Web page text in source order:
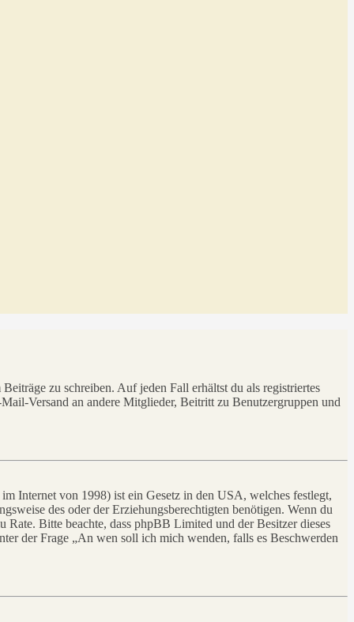
zu schreiben. Auf jeden Fall erhältst du als registriertes
Versand an andere Mitglieder, Beitritt zu Benutzergruppen und
Internet von 1998) ist ein Gesetz in den USA, welches festlegt,
des oder der Erziehungsberechtigten benötigen. Wenn du
Bitte beachte, dass phpBB Limited und der Besitzer dieses
der Frage „An wen soll ich mich wenden, falls es Beschwerden